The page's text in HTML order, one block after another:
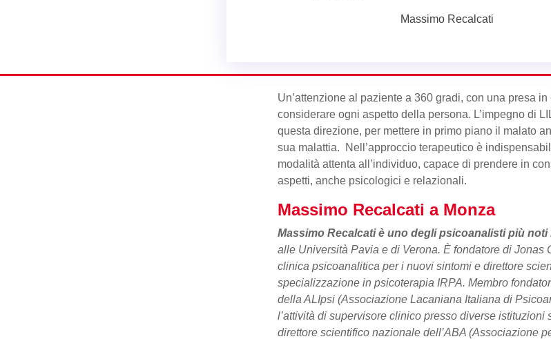
Massimo Recalcati
Un’attenzione al paziente a 360 gradi, con una presa
considerare ogni aspetto della persona. L’impegno di
questa direzione, per mettere in primo piano il malato
sua malattia. Nell’approccio terapeutico è
modalità attenta all’individuo, capace di prendere in
aspetti, anche psicologici e relazionali.
Massimo Recalcati a Monza
Massimo Recalcati è uno degli psicoanalisti più noti
alle Università Pavia e di Verona. È fondatore di Jonas
clinica psicoanalitica per i nuovi sintomi e direttore
specializzazione in psicoterapia IRPA. Membro
della ALIpsi (Associazione Lacaniana Italiana di
l’attività di supervisore clinico presso diverse istituzioni
direttore scientifico nazionale dell’ABA (Associazione